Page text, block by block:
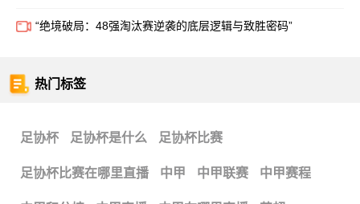
“绝境破局：48强淘汰赛逆袭的底层逻辑与致胜密码”
热门标签
足协杯 足协杯是什么 足协杯比赛
足协杯比赛在哪里直播 中甲 中甲联赛 中甲赛程